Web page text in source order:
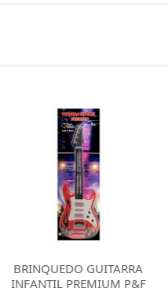
BRINQUEDO MICROFONE
COM PEDESTAL ROCK